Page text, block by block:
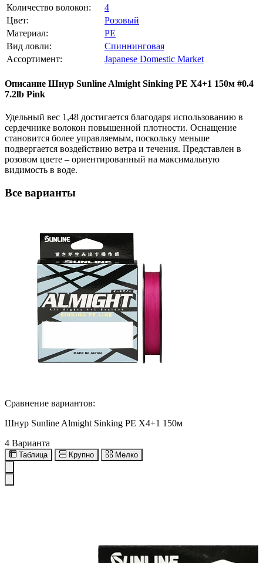
Количество волокон:
4
Цвет:
Розовый
Материал:
PE
Вид ловли:
Спиннинговая
Ассортимент:
Japanese Domestic Market
Описание Шнур Sunline Almight Sinking PE X4+1 150м #0.4
7.2lb Pink
Удельный вес 1,48 достигается благодаря использованию в
сердечнике волокон повышенной плотности. Оснащение
становится более управляемым, поскольку меньше
подвергается воздействию ветра и течения. Представлен в
розовом цвете – ориентированный на максимальную
видимость в воде.
Все варианты
Сравнение вариантов:
Шнур Sunline Almight Sinking PE X4+1 150м
4 Варианта
Таблица Крупно Мелко